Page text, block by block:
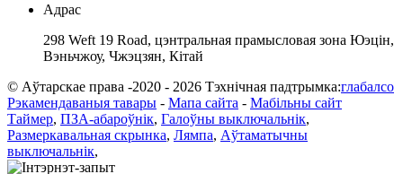
Адрас
298 Weft 19 Road, цэнтральная прамысловая зона Юэцін,
Вэньчжоу, Чжэцзян, Кітай
© Аўтарскае права -2020 - 2026 Тэхнічная падтрымка:глабалсо
Рэкамендаваныя тавары - Мапа сайта - Мабільны сайт
Таймер, ПЗА-абароўнік, Галоўны выключальнік,
Размеркавальная скрынка, Лямпа, Аўтаматычны
выключальнік,